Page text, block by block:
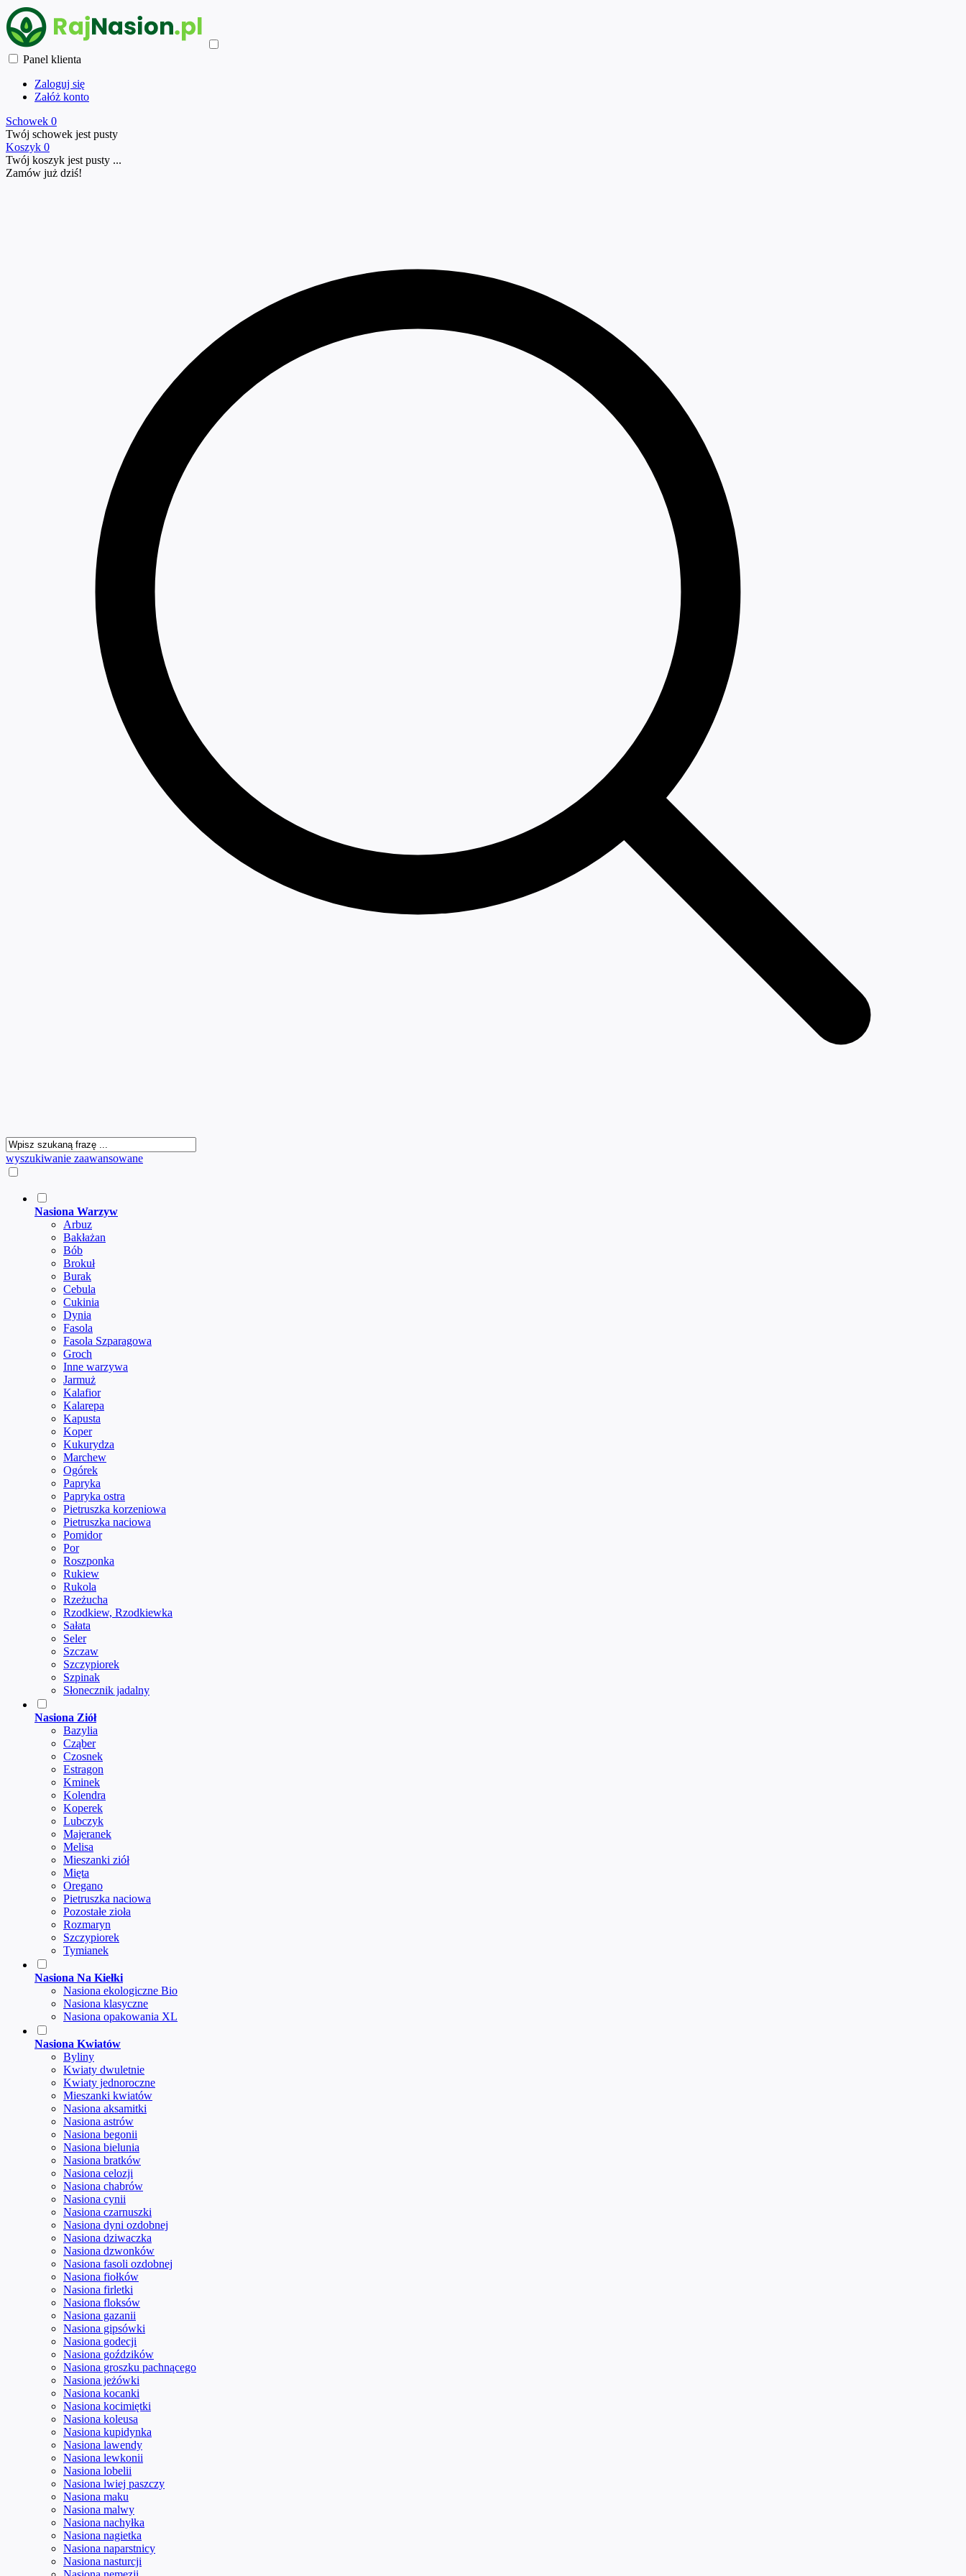
Panel klienta
Zaloguj się
Załóż konto
Schowek 0
Twój schowek jest pusty
Koszyk 0
Twój koszyk jest pusty ...
Zamów już dziś!
wyszukiwanie zaawansowane
Nasiona Warzyw
Arbuz
Bakłażan
Bób
Brokuł
Burak
Cebula
Cukinia
Dynia
Fasola
Fasola Szparagowa
Groch
Inne warzywa
Jarmuż
Kalafior
Kalarepa
Kapusta
Koper
Kukurydza
Marchew
Ogórek
Papryka
Papryka ostra
Pietruszka korzeniowa
Pietruszka naciowa
Pomidor
Por
Roszponka
Rukiew
Rukola
Rzeżucha
Rzodkiew, Rzodkiewka
Sałata
Seler
Szczaw
Szczypiorek
Szpinak
Słonecznik jadalny
Nasiona Ziół
Bazylia
Cząber
Czosnek
Estragon
Kminek
Kolendra
Koperek
Lubczyk
Majeranek
Melisa
Mieszanki ziół
Mięta
Oregano
Pietruszka naciowa
Pozostałe zioła
Rozmaryn
Szczypiorek
Tymianek
Nasiona Na Kiełki
Nasiona ekologiczne Bio
Nasiona klasyczne
Nasiona opakowania XL
Nasiona Kwiatów
Byliny
Kwiaty dwuletnie
Kwiaty jednoroczne
Mieszanki kwiatów
Nasiona aksamitki
Nasiona astrów
Nasiona begonii
Nasiona bielunia
Nasiona bratków
Nasiona celozji
Nasiona chabrów
Nasiona cynii
Nasiona czarnuszki
Nasiona dyni ozdobnej
Nasiona dziwaczka
Nasiona dzwonków
Nasiona fasoli ozdobnej
Nasiona fiołków
Nasiona firletki
Nasiona floksów
Nasiona gazanii
Nasiona gipsówki
Nasiona godecji
Nasiona goździków
Nasiona groszku pachnącego
Nasiona jeżówki
Nasiona kocanki
Nasiona kocimiętki
Nasiona koleusa
Nasiona kupidynka
Nasiona lawendy
Nasiona lewkonii
Nasiona lobelii
Nasiona lwiej paszczy
Nasiona maku
Nasiona malwy
Nasiona nachyłka
Nasiona nagietka
Nasiona naparstnicy
Nasiona nasturcji